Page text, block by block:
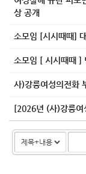
상 공개
소모임 [시시때때]
소모임 [ 시시때때 ]
사)강릉여성의전화
[2026년 (사)강릉여